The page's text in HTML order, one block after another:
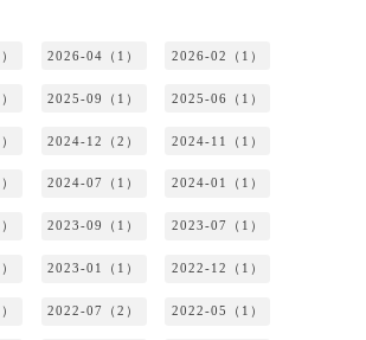
2026-04（1） 2026-02（1）
2025-09（1） 2025-06（1）
2024-12（2） 2024-11（1）
2024-07（1） 2024-01（1）
2023-09（1） 2023-07（1）
2023-01（1） 2022-12（1）
2022-07（2） 2022-05（1）